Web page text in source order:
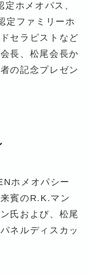
ホメオパス、
定ファミリーホ
セラピストなど
長、松尾会長か
の記念プレゼン
ホメオパシー
賓のR.K.マン
氏および、松尾
ネルディスカッ